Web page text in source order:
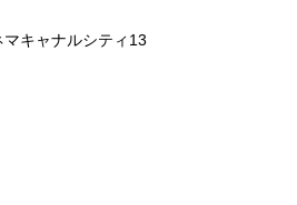
マキャナルシティ13